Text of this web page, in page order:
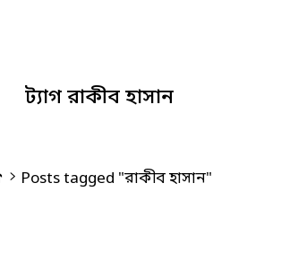
ট্যাগরাকীব হাসান
HomePosts tagged "রাকীব হাসান"